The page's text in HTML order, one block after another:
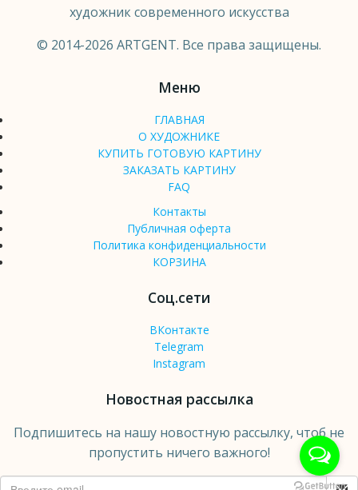
художник современного искусства
© 2014-2026 ARTGENT. Все права защищены.
Меню
ГЛАВНАЯ
О ХУДОЖНИКЕ
КУПИТЬ ГОТОВУЮ КАРТИНУ
ЗАКАЗАТЬ КАРТИНУ
FAQ
Контакты
Публичная оферта
Политика конфиденциальности
КОРЗИНА
Соц.сети
ВКонтакте
Telegram
Instagram
Новостная рассылка
Подпишитесь на нашу новостную рассылку, чтоб не
пропустить ничего важного!